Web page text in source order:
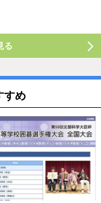
る
すめ